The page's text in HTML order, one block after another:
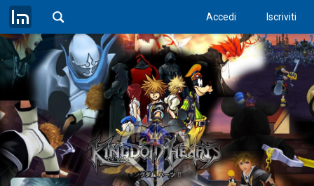
Accedi Iscriviti